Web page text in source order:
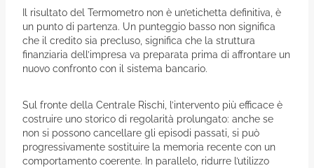
Il risultato del Termometro non è un’etichetta definitiva, è
un punto di partenza. Un punteggio basso non significa
che il credito sia precluso, significa che la struttura
finanziaria dell’impresa va preparata prima di affrontare un
nuovo confronto con il sistema bancario.
Sul fronte della Centrale Rischi, l’intervento più efficace è
costruire uno storico di regolarità prolungato: anche se
non si possono cancellare gli episodi passati, si può
progressivamente sostituire la memoria recente con un
comportamento coerente. In parallelo, ridurre l’utilizzo